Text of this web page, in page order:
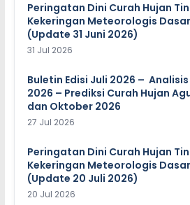
Peringatan Dini Curah Hujan
Kekeringan Meteorologis
(Update 31 Juni 2026)
31 Jul 2026
Buletin Edisi Juli 2026 –
2026 – Prediksi Curah Hujan
dan Oktober 2026
27 Jul 2026
Peringatan Dini Curah Hujan
Kekeringan Meteorologis
(Update 20 Juli 2026)
20 Jul 2026